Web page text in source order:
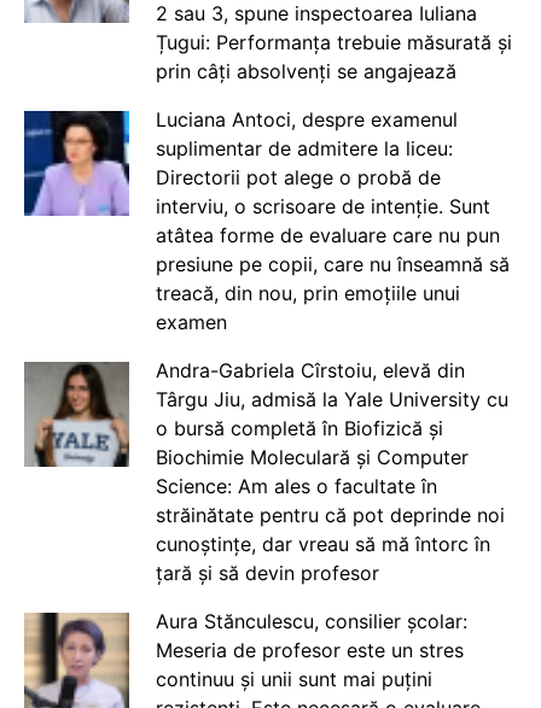
2 sau 3, spune inspectoarea Iuliana
Țugui: Performanța trebuie măsurată și
prin câți absolvenți se angajează
Luciana Antoci, despre examenul
suplimentar de admitere la liceu:
Directorii pot alege o probă de
interviu, o scrisoare de intenție. Sunt
atâtea forme de evaluare care nu pun
presiune pe copii, care nu înseamnă să
treacă, din nou, prin emoțiile unui
examen
Andra-Gabriela Cîrstoiu, elevă din
Târgu Jiu, admisă la Yale University cu
o bursă completă în Biofizică și
Biochimie Moleculară și Computer
Science: Am ales o facultate în
străinătate pentru că pot deprinde noi
cunoștințe, dar vreau să mă întorc în
țară și să devin profesor
Aura Stănculescu, consilier școlar:
Meseria de profesor este un stres
continuu și unii sunt mai puțini